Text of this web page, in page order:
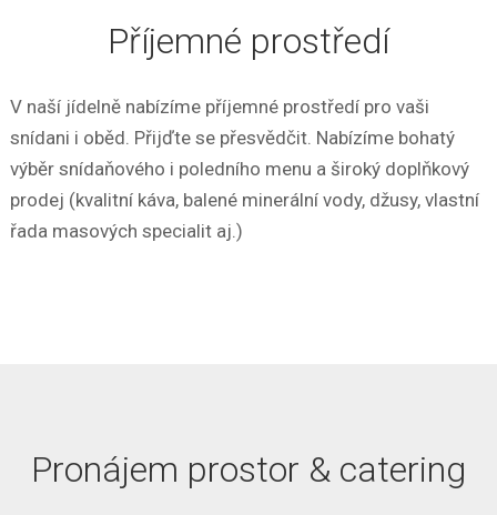
Příjemné prostředí
V naší jídelně nabízíme příjemné prostředí pro vaši
snídani i oběd. Přijďte se přesvědčit. Nabízíme bohatý
výběr snídaňového i poledního menu a široký doplňkový
prodej (kvalitní káva, balené minerální vody, džusy, vlastní
řada masových specialit aj.)
Pronájem prostor & catering